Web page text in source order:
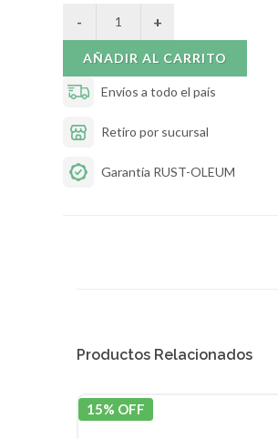
AÑADIR AL CARRITO
Envíos a todo el país
Retiro por sucursal
Garantía RUST-OLEUM
Productos Relacionados
15% OFF